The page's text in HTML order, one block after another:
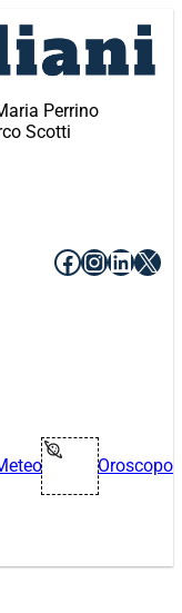
Perrino
Scotti
Facebook
X
Oroscopo